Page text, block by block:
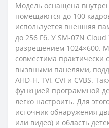
Модель оснащена
помещаются до 100
используется внешняя
до 256 Гб. У SM-07N
разрешением 1024×600.
совместима практически
вызвными панелями,
AHD-H, TVI, CVI и CVBS.
функцией программной
легко настроить. Для
источник обнаружения
или видео) и область